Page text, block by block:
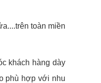
toàn miền
khách hàng dày
phù hợp với nhu